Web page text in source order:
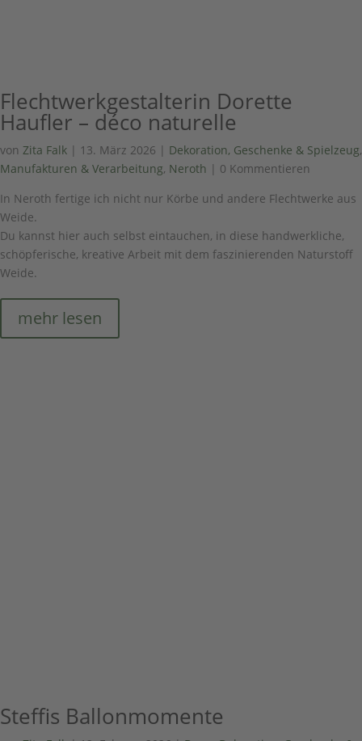
Flechtwerkgestalterin Dorette
Haufler – déco naturelle
von Zita Falk | 13. März 2026 | Dekoration, Geschenke & Spielzeug,
Manufakturen & Verarbeitung, Neroth | 0 Kommentieren
In Neroth fertige ich nicht nur Körbe und andere Flechtwerke aus
Weide.
Du kannst hier auch selbst eintauchen, in diese handwerkliche,
schöpferische, kreative Arbeit mit dem faszinierenden Naturstoff
Weide.
mehr lesen
Steffis Ballonmomente